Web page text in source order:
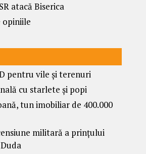
atacă Biserica
opiniile
pentru vile și terenuri
cu starlete și popi
tun imobiliar de 400.000
militară a prințului